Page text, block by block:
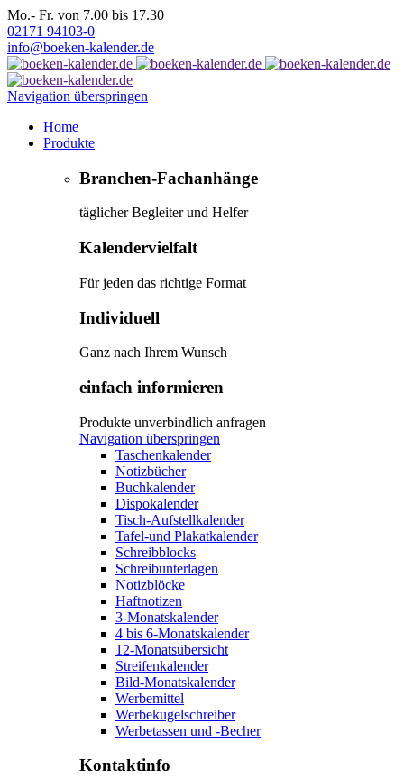
Mo.- Fr. von 7.00 bis 17.30
02171 94103-0
info@boeken-kalender.de
Navigation überspringen
Home
Produkte
Branchen-Fachanhänge
täglicher Begleiter und Helfer
Kalendervielfalt
Für jeden das richtige Format
Individuell
Ganz nach Ihrem Wunsch
einfach informieren
Produkte unverbindlich anfragen
Navigation überspringen
Taschenkalender
Notizbücher
Buchkalender
Dispokalender
Tisch-Aufstellkalender
Tafel-und Plakatkalender
Schreibblocks
Schreibunterlagen
Notizblöcke
Haftnotizen
3-Monatskalender
4 bis 6-Monatskalender
12-Monatsübersicht
Streifenkalender
Bild-Monatskalender
Werbemittel
Werbekugelschreiber
Werbetassen und -Becher
Kontaktinfo